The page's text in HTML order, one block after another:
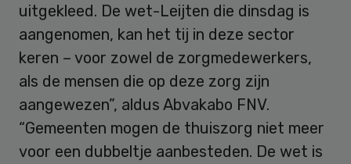
uitgekleed. De wet-Leijten die dinsdag is
aangenomen, kan het tij in deze sector
keren – voor zowel de zorgmedewerkers,
als de mensen die op deze zorg zijn
aangewezen”, aldus Abvakabo FNV.
“Gemeenten mogen de thuiszorg niet meer
voor een dubbeltje aanbesteden. De wet is